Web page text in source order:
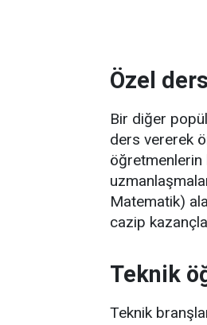
Özel
Bir diğer
ders vererek
öğretmenlerin
Matematik)
cazip
Teknik
Teknik